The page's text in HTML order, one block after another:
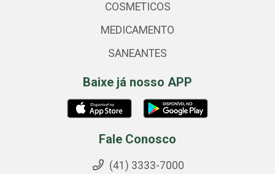
COSMETICOS
MEDICAMENTO
SANEANTES
Baixe já nosso APP
Fale Conosco
(41) 3333-7000